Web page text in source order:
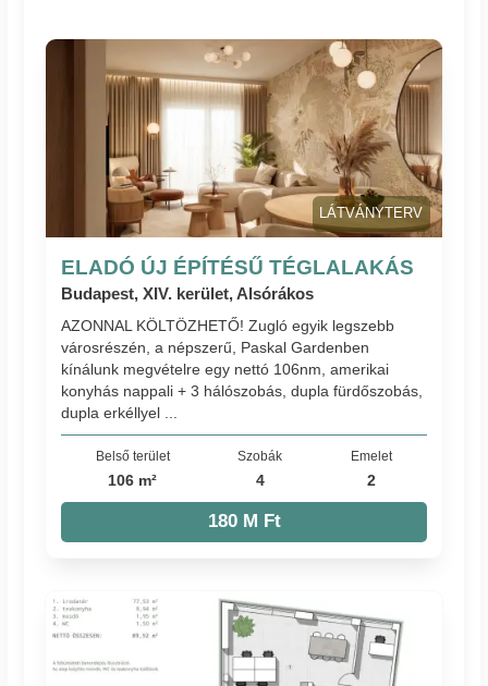
LÁTVÁNYTERV
ELADÓ ÚJ ÉPÍTÉSŰ TÉGLALAKÁS
Budapest, XIV. kerület, Alsórákos
AZONNAL KÖLTÖZHETŐ! Zugló egyik legszebb
városrészén, a népszerű, Paskal Gardenben
kínálunk megvételre egy nettó 106nm, amerikai
konyhás nappali + 3 hálószobás, dupla fürdőszobás,
dupla erkéllyel ...
Belső terület
106 m²
Szobák
4
Emelet
2
180 M Ft